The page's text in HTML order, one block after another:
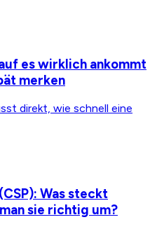
es wirklich ankommt
merken
direkt, wie schnell eine
Was steckt
sie richtig um?